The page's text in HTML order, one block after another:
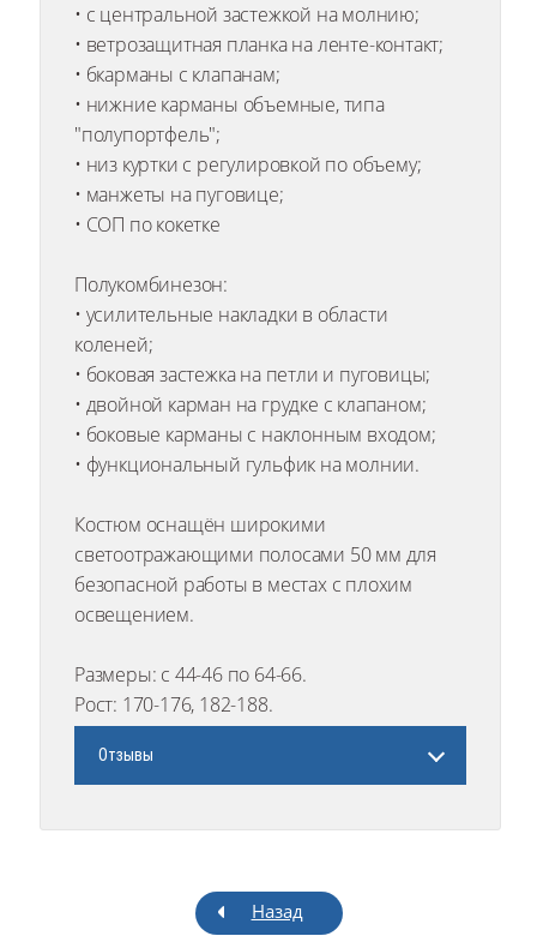
• с центральной застежкой на молнию;
• ветрозащитная планка на ленте-контакт;
• бкарманы с клапанам;
• нижние карманы объемные, типа
"полупортфель";
• низ куртки с регулировкой по объему;
• манжеты на пуговице;
• СОП по кокетке
Полукомбинезон:
• усилительные накладки в области
коленей;
• боковая застежка на петли и пуговицы;
• двойной карман на грудке с клапаном;
• боковые карманы с наклонным входом;
• функциональный гульфик на молнии.
Костюм оснащён широкими
светоотражающими полосами 50 мм для
безопасной работы в местах с плохим
освещением.
Размеры: с 44-46 по 64-66.
Рост: 170-176, 182-188.
Отзывы
Назад